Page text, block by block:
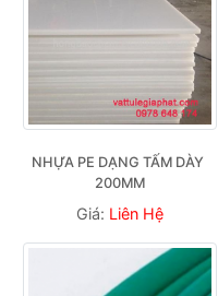
NHỰA PE DẠNG TẤM DÀY
200MM
Giá: Liên Hệ